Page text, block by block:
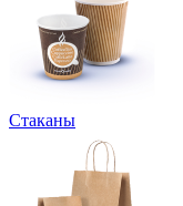
Стаканы